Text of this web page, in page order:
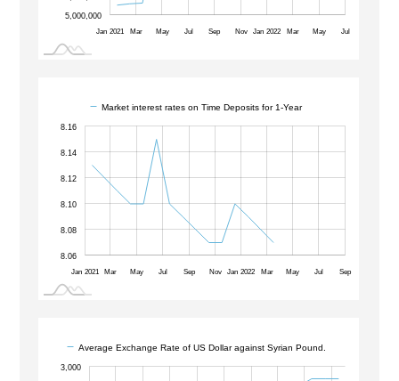
5,000,000
Jan 2021 Mar May Jul Sep Nov Jan 2022
Sep
Market interest rates on Time Deposits for 1-Year
8.06
8.04
8.05
8.06
8.07
8.08
8.09
8.10
8.11
8.12
8.18
8.14
8.16
8.04
8.02
Jan 2021 Mar May Jul Sep Nov Jan 2022 Mar
Nov
Average Exchange Rate of US Dollar against Syrian Pound.
800
1,200
1,400
1,600
1,800
3,500 3,000
500
0